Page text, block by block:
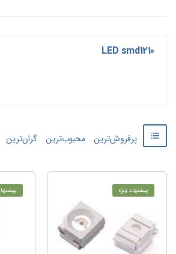
LED smd1210
پرفروش‌ترین محبوب‌ترین گران‌ترین
پیشنهاد ویژه